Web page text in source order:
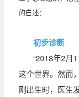
的自述：
初步诊断
“2018年2月
这个世界。然而
刚出生时，医生